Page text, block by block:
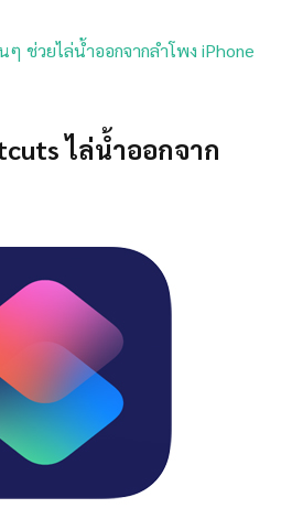
ช่วยไล่น้ำออกจากลำโพง iPhone
ไล่น้ำออกจาก